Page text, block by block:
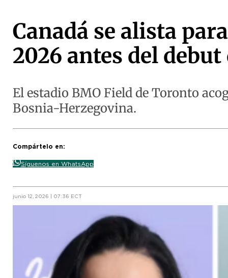
Canadá se alista
2026 antes del
El estadio BMO Field de Toronto
Bosnia-Herzegovina.
Compártelo en:
Síguenos en WhatsApp
junio 12, 2026 | 07:36 ECT